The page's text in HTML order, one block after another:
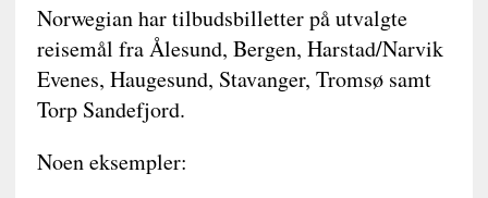
Norwegian har tilbudsbilletter på utvalgte
reisemål fra Ålesund, Bergen, Harstad/Narvik
Evenes, Haugesund, Stavanger, Tromsø samt
Torp Sandefjord.
Noen eksempler: